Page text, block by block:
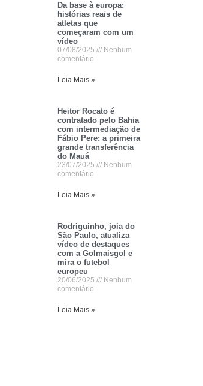
Da base à europa:
histórias reais de
atletas que
começaram com um
vídeo
07/08/2025
Nenhum
comentário
Leia Mais »
Heitor Rocato é
contratado pelo Bahia
com intermediação de
Fábio Pere: a primeira
grande transferência
do Mauá
23/07/2025
Nenhum
comentário
Leia Mais »
Rodriguinho, joia do
São Paulo, atualiza
vídeo de destaques
com a Golmaisgol e
mira o futebol
europeu
20/06/2025
Nenhum
comentário
Leia Mais »